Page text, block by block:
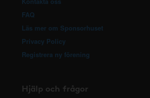
FAQ
Läs mer om Sponsorhuset
Privacy Policy
Registrera ny förening
Hjälp och frågor